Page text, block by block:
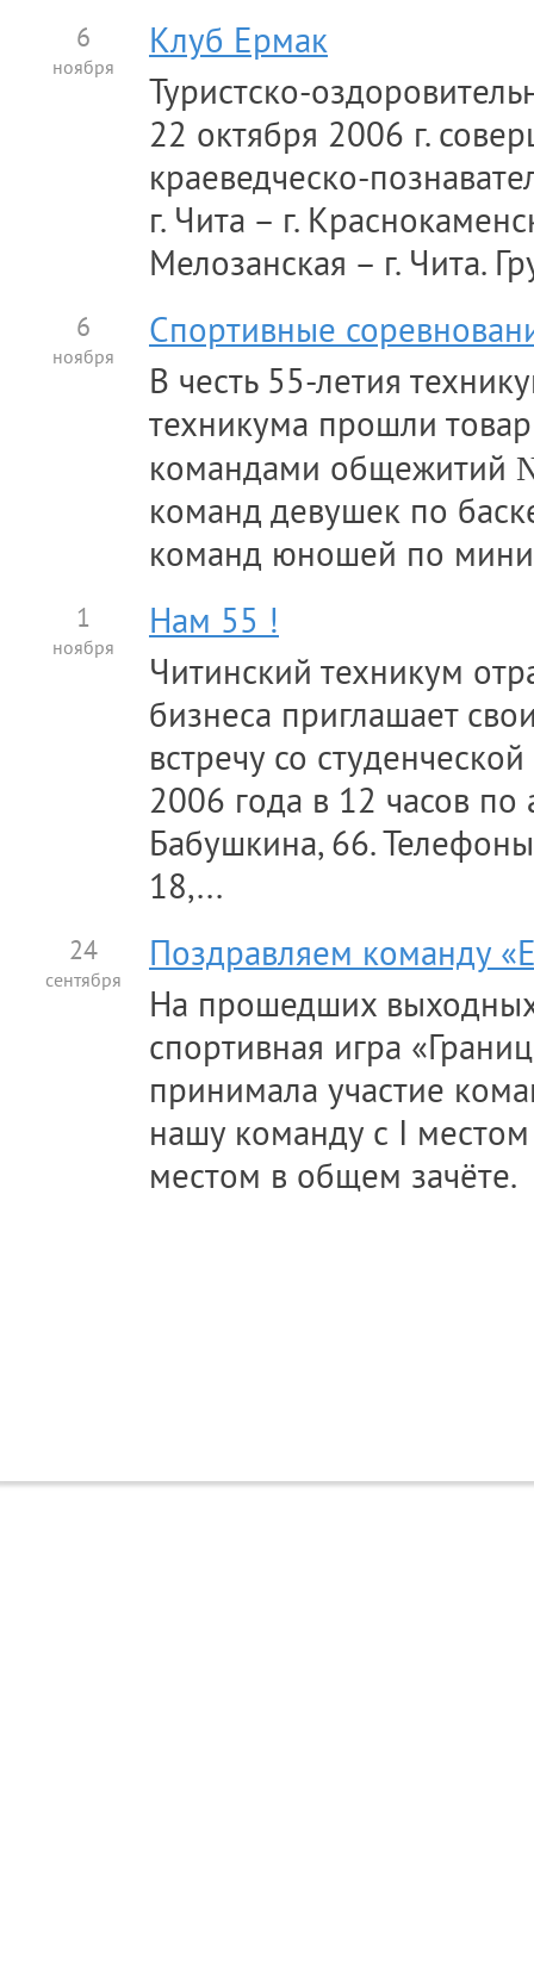
6
ноября
Клуб Ермак
Туристско-
22 октября 2006 г.
краеведческо-
г. Чита – г.
Мелозанская – г. Чита.
6
ноября
Cпортивные
В честь 55-летия
техникума прошли
командами общежитий
команд девушек по
команд юношей по
1
ноября
Нам 55 !
Читинский техникум
бизнеса приглашает
встречу со
2006 года в 12 часов по
Бабушкина, 66.
18,...
24
сентября
Поздравляем команду
На прошедших
спортивная игра
принимала участие
нашу команду с I
местом в общем зачёте.